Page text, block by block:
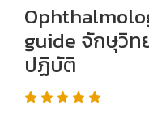
guide จักษุวิท
ปฏิบัติ